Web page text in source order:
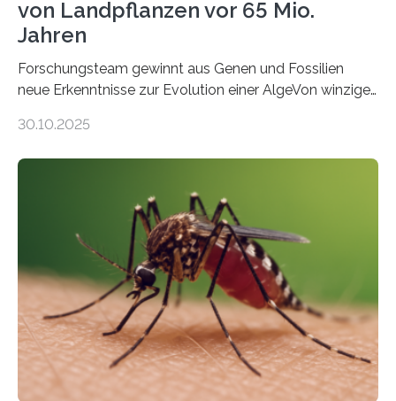
von Landpflanzen vor 65 Mio.
Jahren
Forschungsteam gewinnt aus Genen und Fossilien
neue Erkenntnisse zur Evolution einer AlgeVon winzigen
Landpflanzen zählen zu den komplexesten
Grünalgen, die vor Hunderten von Millionen Jahren
lebten. Unter den Vorfahren sticht eine Gruppe heraus,
die noch heute in der Natur vorkommt: die
Süßwasseralge Coleochaetophyceae. Einige Arten
dieser Gruppe bilden aus Zellfäden dichte Geflechte
mit scheibenförmiger Gestalt. Was auffällig ist: Die
nächsten…
30.10.2025